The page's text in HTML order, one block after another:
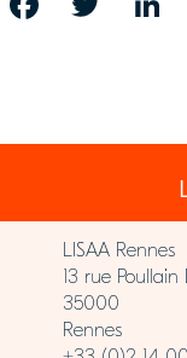
FACEBOOK TWITTER
LISAA Rennes
13 rue Poullain
35000
Rennes